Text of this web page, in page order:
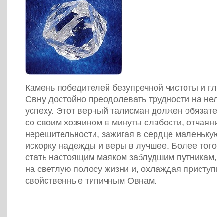
Камень победителей безупречной чистоты и
Овну достойно преодолевать трудности на
успеху. Этот верный талисман должен
со своим хозяином в минуты слабости,
нерешительности, зажигая в сердце
искорку надежды и веры в лучшее. Более
стать настоящим маяком заблудшим
на светлую полосу жизни и, охлаждая
свойственные типичным Овнам.